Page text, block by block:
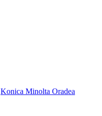
Konica Minolta Oradea